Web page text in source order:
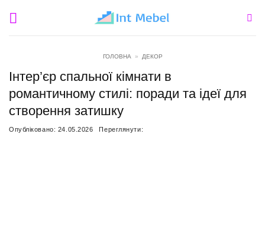
ГОЛОВНА » ДЕКОР
Інтер’єр спальної кімнати в
романтичному стилі: поради та ідеї для
створення затишку
Опубліковано: 24.05.2026 Переглянути: